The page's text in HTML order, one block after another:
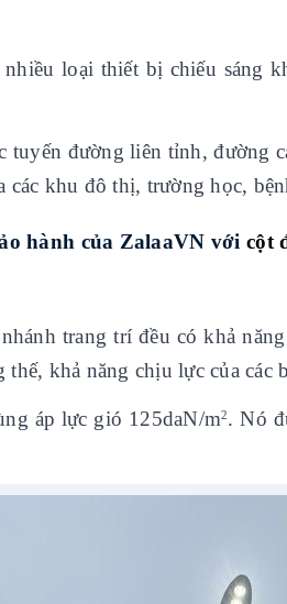
loại thiết bị chiếu sáng
tuyến đường liên tỉnh, đường
các khu đô thị, trường học,
hành của ZalaaVN vớicột
trang trí đều có khả
khả năng chịu lực của các
áp lực gió 125daN/m2. Nó